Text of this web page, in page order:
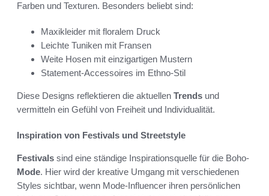
Farben und Texturen. Besonders beliebt sind:
Maxikleider mit floralem Druck
Leichte Tuniken mit Fransen
Weite Hosen mit einzigartigen Mustern
Statement-Accessoires im Ethno-Stil
Diese Designs reflektieren die aktuellen Trends und
vermitteln ein Gefühl von Freiheit und Individualität.
Inspiration von Festivals und Streetstyle
Festivals sind eine ständige Inspirationsquelle für die Boho-
Mode. Hier wird der kreative Umgang mit verschiedenen
Styles sichtbar, wenn Mode-Influencer ihren persönlichen